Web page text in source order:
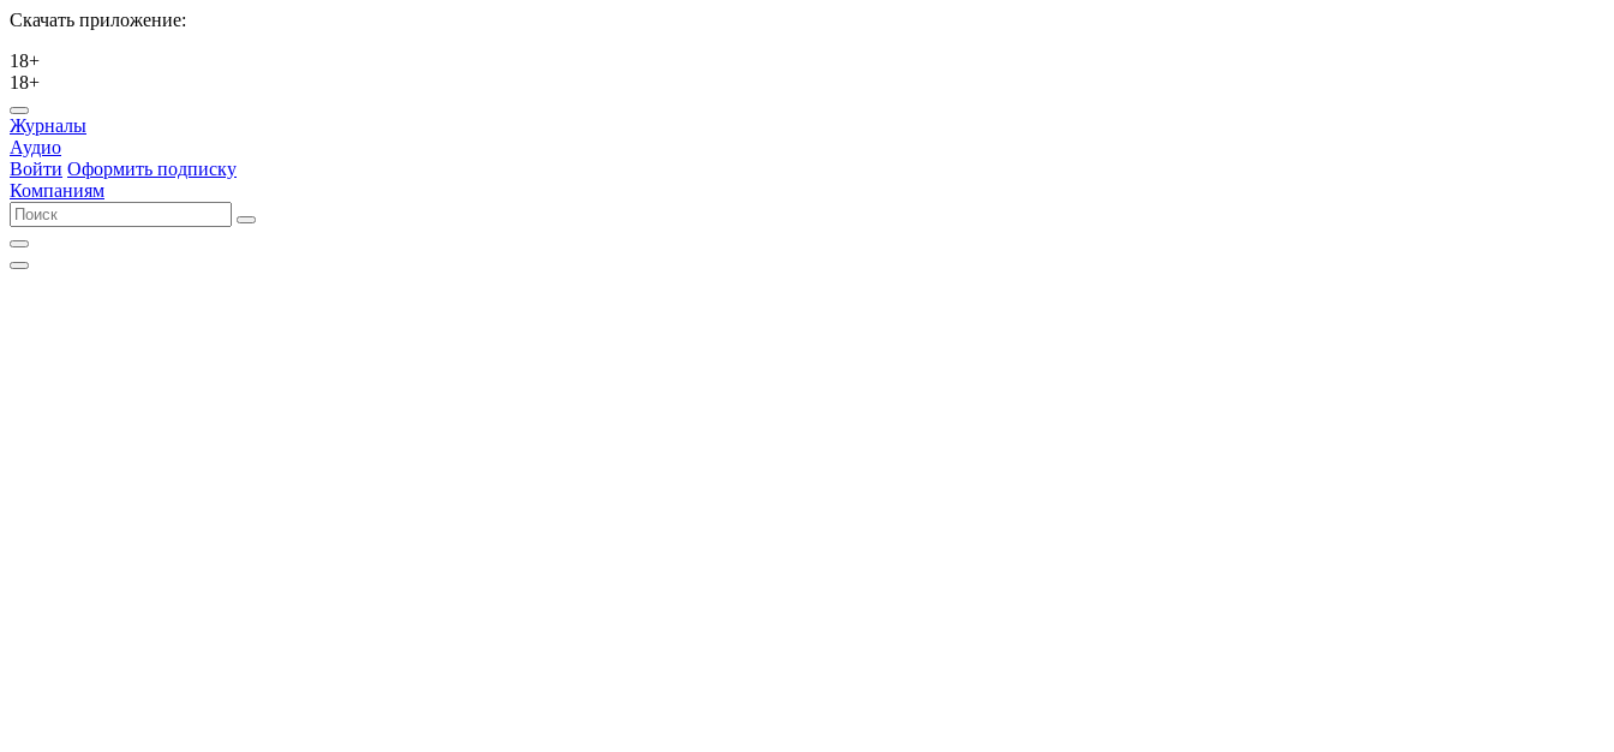
Скачать приложение:
18+
18+
Журналы
Аудио
Войти Оформить подписку
Компаниям